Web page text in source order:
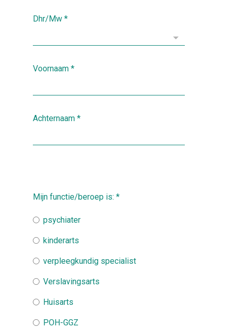
Dhr/Mw *
Voornaam *
Achternaam *
Mijn functie/beroep is: *
psychiater
kinderarts
verpleegkundig specialist
Verslavingsarts
Huisarts
POH-GGZ